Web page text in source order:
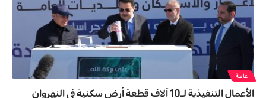
عامة
الأعمال التنفيذية لـ10 آلاف قطعة أرض سكنية في النهروان